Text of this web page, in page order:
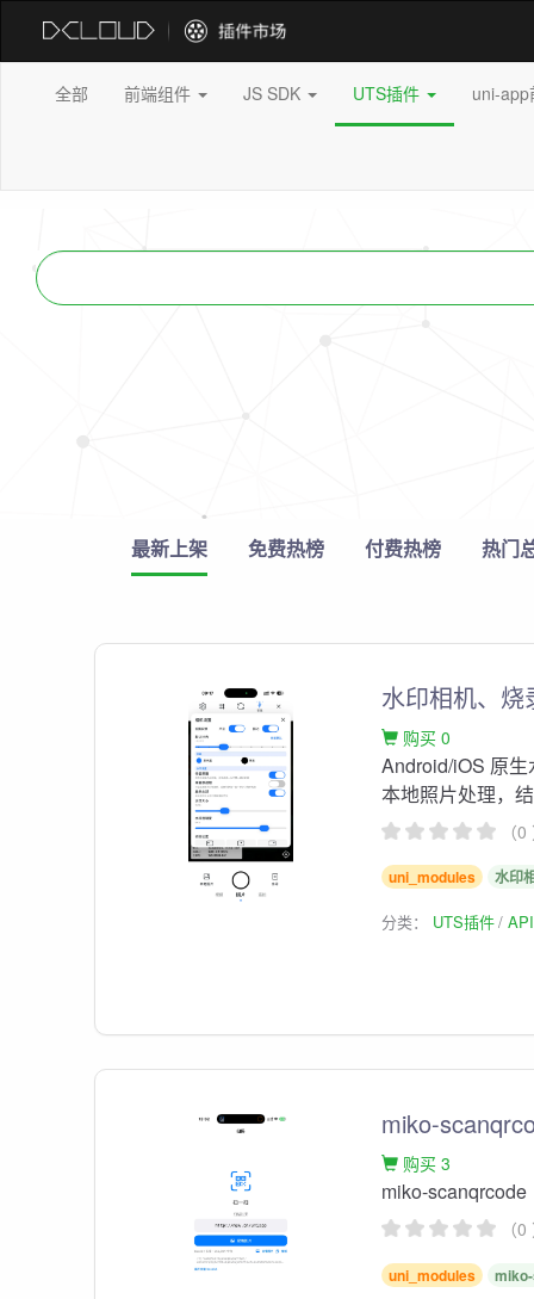
全部 前端组件 JS SDK UTS插件 uni-
最新上架 免费热榜 付费热榜 热门
水印相机、
购买 0
Android/iOS 原
本地照片处理，
（
uni_modules 水印
分类： UTS插件
miko-
购买 3
miko-scanqrcode
（
uni_modules